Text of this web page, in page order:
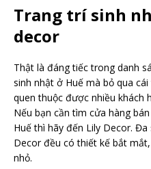
Trang trí sinh
decor
Thật là đáng tiếc trong danh
sinh nhật ở Huế mà bỏ qua
quen thuộc được nhiều khách
Nếu bạn cần tìm cửa hàng
Huế thì hãy đến Lily Decor.
Decor đều có thiết kế bắt
nhỏ.